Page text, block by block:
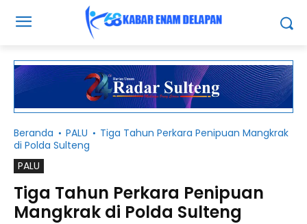
Beranda PALU
Tiga Tahun Perkara Penipuan Mangkrak
di Polda Sulteng
PALU
Tiga Tahun Perkara Penipuan
Mangkrak di Polda Sulteng